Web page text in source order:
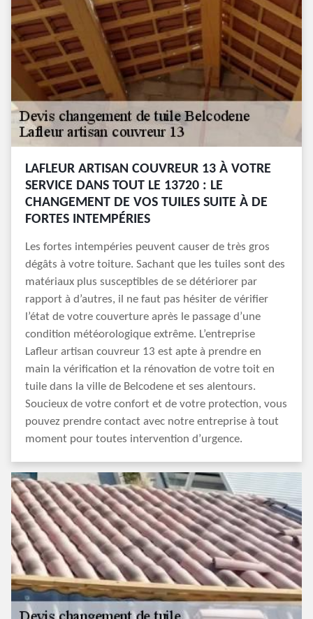
LAFLEUR ARTISAN COUVREUR 13 À VOTRE
SERVICE DANS TOUT LE 13720 : LE
CHANGEMENT DE VOS TUILES SUITE À DE
FORTES INTEMPÉRIES
Les fortes intempéries peuvent causer de très gros
dégâts à votre toiture. Sachant que les tuiles sont des
matériaux plus susceptibles de se détériorer par
rapport à d’autres, il ne faut pas hésiter de vérifier
l’état de votre couverture après le passage d’une
condition météorologique extrême. L’entreprise
Lafleur artisan couvreur 13 est apte à prendre en
main la vérification et la rénovation de votre toit en
tuile dans la ville de Belcodene et ses alentours.
Soucieux de votre confort et de votre protection, vous
pouvez prendre contact avec notre entreprise à tout
moment pour toutes intervention d’urgence.